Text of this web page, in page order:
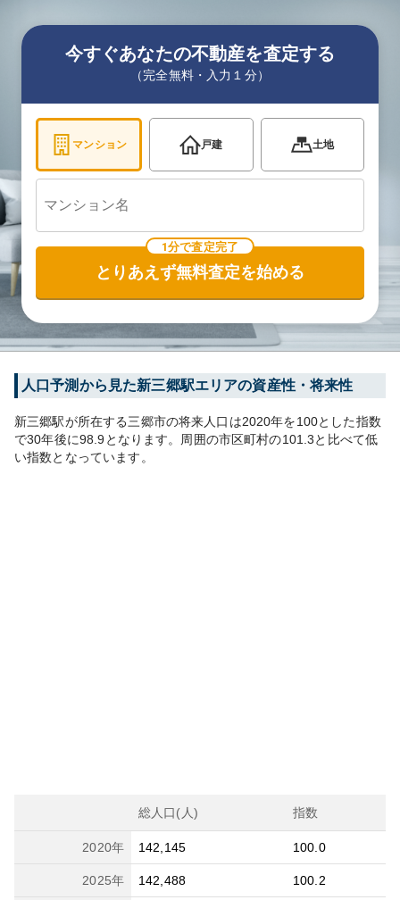
今すぐあなたの不動産を査定する
（完全無料・入力１分）
マンション 戸建 土地
1分で査定完了
とりあえず無料査定を始める
人口予測から見た新三郷駅エリアの資産性・将来性
新三郷駅が所在する三郷市の将来人口は2020年を100とした指数
で30年後に98.9 となります。 周囲の市区町村の101.3と比べて低
い指数となっています。
総人口(人) 指数
2020年 142,145 100.0
2025年 142,488 100.2